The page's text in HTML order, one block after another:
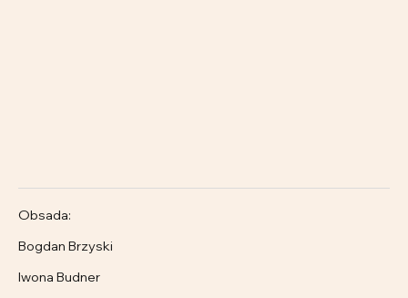
Obsada:
Bogdan Brzyski
Iwona Budner